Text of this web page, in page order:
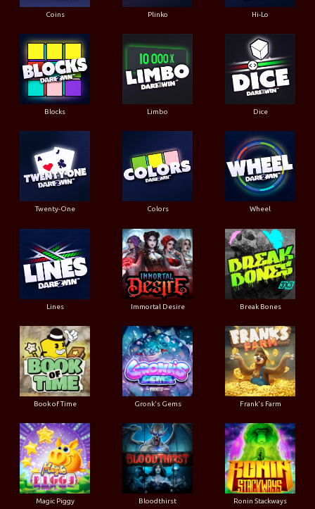
Coins Plinko Hi-Lo
Blocks Limbo Dice
Twenty-One Colors Wheel
Lines Immortal Desire Break Bones
Book of Time Gronk's Gems Frank's Farm
Magic Piggy Bloodthirst Ronin Stackways